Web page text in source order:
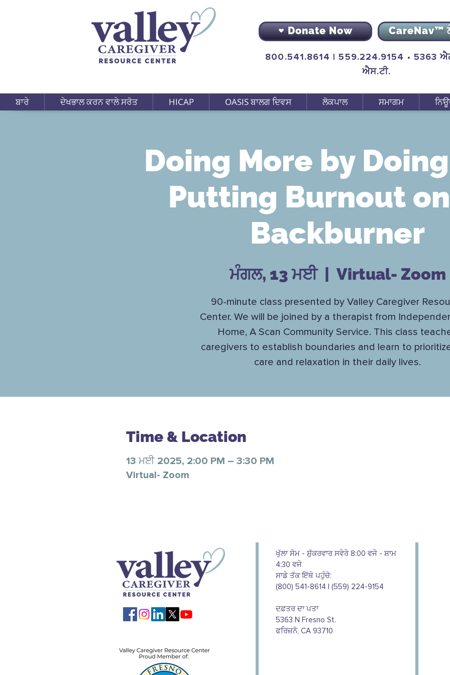
Donate Now CareNav™
800.541.8614 | 559.224.9154 • 5363
ਐਸ.ਟੀ.
ਬਾਰੇ ਦੇਖਭਾਲ ਕਰਨ ਵਾਲੇ ਸਰੋਤ HICAP OASIS ਬਾਲਗ ਦਿਵਸ ਲੋਕਪਾਲ ਸਮਾਗਮ
Doing More by
Putting Burnout
Backburner
ਮੰਗਲ, 13 ਮਈ
  |
Virtual- Zoom
90-minute class presented by Valley Caregiver
Center. We will be joined by a therapist from
Home, A Scan Community Service. This class
caregivers to establish boundaries and learn to
care and relaxation in their daily lives.
Time & Location
13 ਮਈ 2025, 2:00 PM – 3:30 PM
Virtual- Zoom
ਖੁੱਲਾ ਸੋਮ - ਸ਼ੁੱਕਰਵਾਰ ਸਵੇਰੇ 8:00 ਵਜੇ - ਸ਼ਾਮ
4:30 ਵਜੇ
ਸਾਡੇ ਤੱਕ ਇੱਥੇ ਪਹੁੰਚੋ:
(800) 541-8614 | (559) 224-9154
ਦਫ਼ਤਰ ਦਾ ਪਤਾ
5363 N Fresno St.
ਫਰਿਜ਼ਨੋ, CA 93710